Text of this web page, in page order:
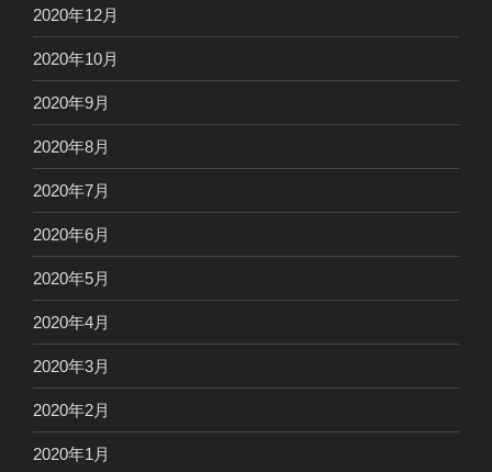
2020年12月
2020年10月
2020年9月
2020年8月
2020年7月
2020年6月
2020年5月
2020年4月
2020年3月
2020年2月
2020年1月